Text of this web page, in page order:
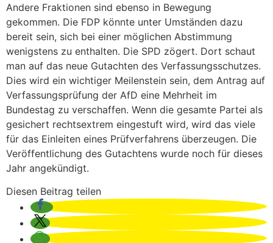
Andere Fraktionen sind ebenso in Bewegung
gekommen. Die FDP könnte unter Umständen dazu
bereit sein, sich bei einer möglichen Abstimmung
wenigstens zu enthalten. Die SPD zögert. Dort schaut
man auf das neue Gutachten des Verfassungsschutzes.
Dies wird ein wichtiger Meilenstein sein, dem Antrag auf
Verfassungsprüfung der AfD eine Mehrheit im
Bundestag zu verschaffen. Wenn die gesamte Partei als
gesichert rechtsextrem eingestuft wird, wird das viele
für das Einleiten eines Prüfverfahrens überzeugen. Die
Veröffentlichung des Gutachtens wurde noch für dieses
Jahr angekündigt.
Diesen Beitrag teilen